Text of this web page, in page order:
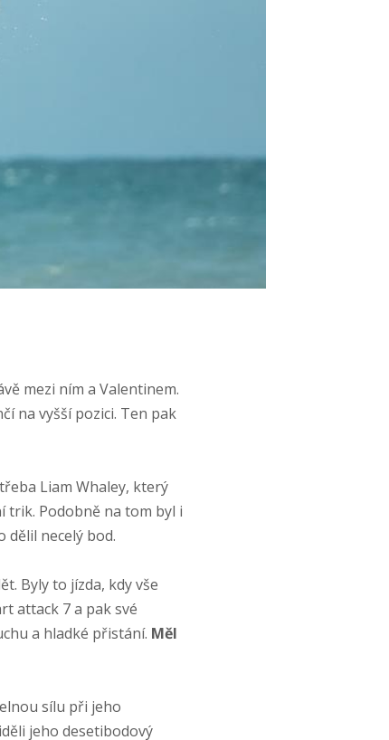
mezi ním a Valentinem.
na vyšší pozici. Ten pak
Liam Whaley, který
trik. Podobně na tom byl i
necelý bod.
Byly to jízda, kdy vše
attack 7 a pak své
a hladké přistání. Měl
sílu při jeho
jeho desetibodový